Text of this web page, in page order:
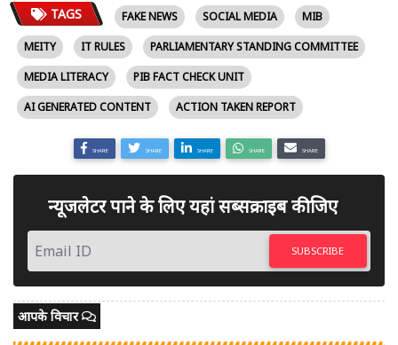
TAGS FAKE NEWS SOCIAL MEDIA
MIB
MEITY
IT RULES
PARLIAMENTARY STANDING COMMITTEE
MEDIA LITERACY
PIB FACT CHECK UNIT
AI GENERATED CONTENT
ACTION TAKEN REPORT
SHARE SHARE SHARE SHARE SHARE
न्यूजलेटर पाने के लिए यहां सब्सक्राइब कीजिए
SUBSCRIBE
आपके विचार